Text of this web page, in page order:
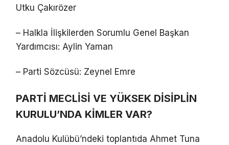
Utku Çakırözer
– Halkla İlişkilerden Sorumlu Genel Başkan
Yardımcısı: Aylin Yaman
– Parti Sözcüsü: Zeynel Emre
PARTİ MECLİSİ VE YÜKSEK DİSİPLİN
KURULU’NDA KİMLER VAR?
Anadolu Kulübü’ndeki toplantıda Ahmet Tuna